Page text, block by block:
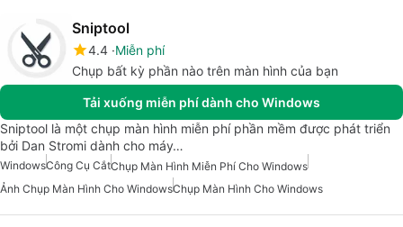
Sniptool
4.4 Miễn phí
Chụp bất kỳ phần nào trên màn hình của bạn
Tải xuống miễn phí dành cho Windows
Sniptool là một chụp màn hình miễn phí phần mềm được phát triển
bởi Dan Stromi dành cho máy…
WindowsCông Cụ CắtChụp Màn Hình Miễn Phí Cho Windows
Ảnh Chụp Màn Hình Cho WindowsChụp Màn Hình Cho Windows